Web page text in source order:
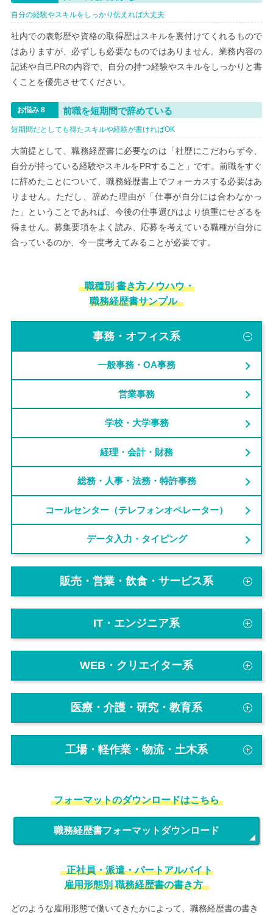
自分の経験やスキルをしっかり伝えれば大丈夫
社内での表彰歴や資格の取得歴はスキルを裏付けてくれるもので
はありますが、必ずしも必要なものではありません。業務内容の
記述や自己PRの内容で、自分の持つ経験やスキルをしっかりと書
くことを優先させてください。
前職を短期間で辞めている
短期間だとしても得たスキルや経験が書ければOK
大前提として、職務経歴書に必要なのは「社歴にこだわらず今、
自分が持っている経験やスキルをPRすること」です。前職をすぐ
に辞めたことについて、職務経歴書上でフォーカスする必要はあ
りません。ただし、辞めた理由が「仕事が自分には合わなかっ
た」ということであれば、今後の仕事選びはより慎重にせざるを
得ません。募集要項をよく読み、応募を考えている職種が自分に
合っているのか、今一度考えてみることが必要です。
職種別 書き方ノウハウ・
職務経歴書サンプル
事務・オフィス系
一般事務・OA事務
営業事務
学校・大学事務
経理・会計・財務
総務・人事・法務・特許事務
コールセンター（テレフォンオペレーター）
データ入力・タイピング
販売・営業・飲食・サービス系
IT・エンジニア系
WEB・クリエイター系
医療・介護・研究・教育系
工場・軽作業・物流・土木系
フォーマットのダウンロードはこちら
職務経歴書フォーマットダウンロード
正社員・派遣・パートアルバイト
雇用形態別 職務経歴書の書き方
どのような雇用形態で働いてきたかによって、職務経歴書の書き